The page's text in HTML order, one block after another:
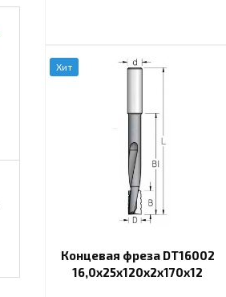
Хит
Концевая фреза DT16002
16,0x25x120x2x170x12